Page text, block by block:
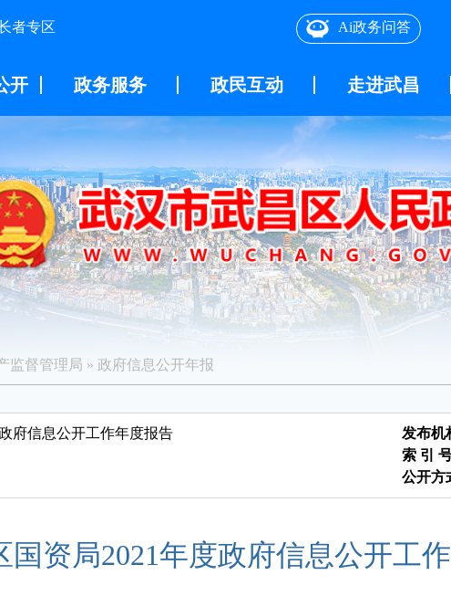
Ai政务问答
者专区
开 政务服务 政民互动 走进武昌
监督管理局 » 政府信息公开年报
府信息公开工作年度报告
发布机
索 引
公开方
国资局2021年度政府信息公开工